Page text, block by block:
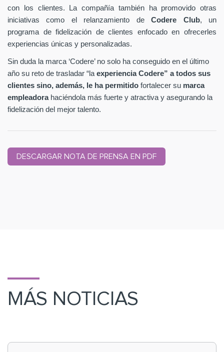
con los clientes. La compañía también ha promovido otras
iniciativas como el relanzamiento deCodere Club, un
programa de fidelización de clientes enfocado en ofrecerles
experiencias únicas y personalizadas.
Sin duda la marca ‘Codere’ no solo ha conseguido en el último
año su reto de trasladar “la experiencia Codere” a todos sus
clientes sino, además, le ha permitido fortalecer su marca
empleadorahaciéndola más fuerte y atractiva y asegurando la
fidelización del mejor talento.
DESCARGAR NOTA DE PRENSA EN PDF
MÁS NOTICIAS